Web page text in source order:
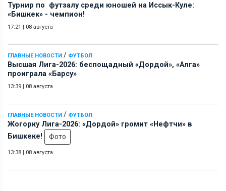
Турнир по футзалу среди юношей на Иссык-Куле:
«Бишкек» - чемпион!
17:21 | 08 августа
ГЛАВНЫЕ НОВОСТИ / ФУТБОЛ
Высшая Лига-2026: беспощадный «Дордой», «Алга»
проиграла «Барсу»
13:39 | 08 августа
ГЛАВНЫЕ НОВОСТИ / ФУТБОЛ
Жогорку Лига-2026: «Дордой» громит «Нефтчи» в
Бишкеке!
Фото
13:38 | 08 августа